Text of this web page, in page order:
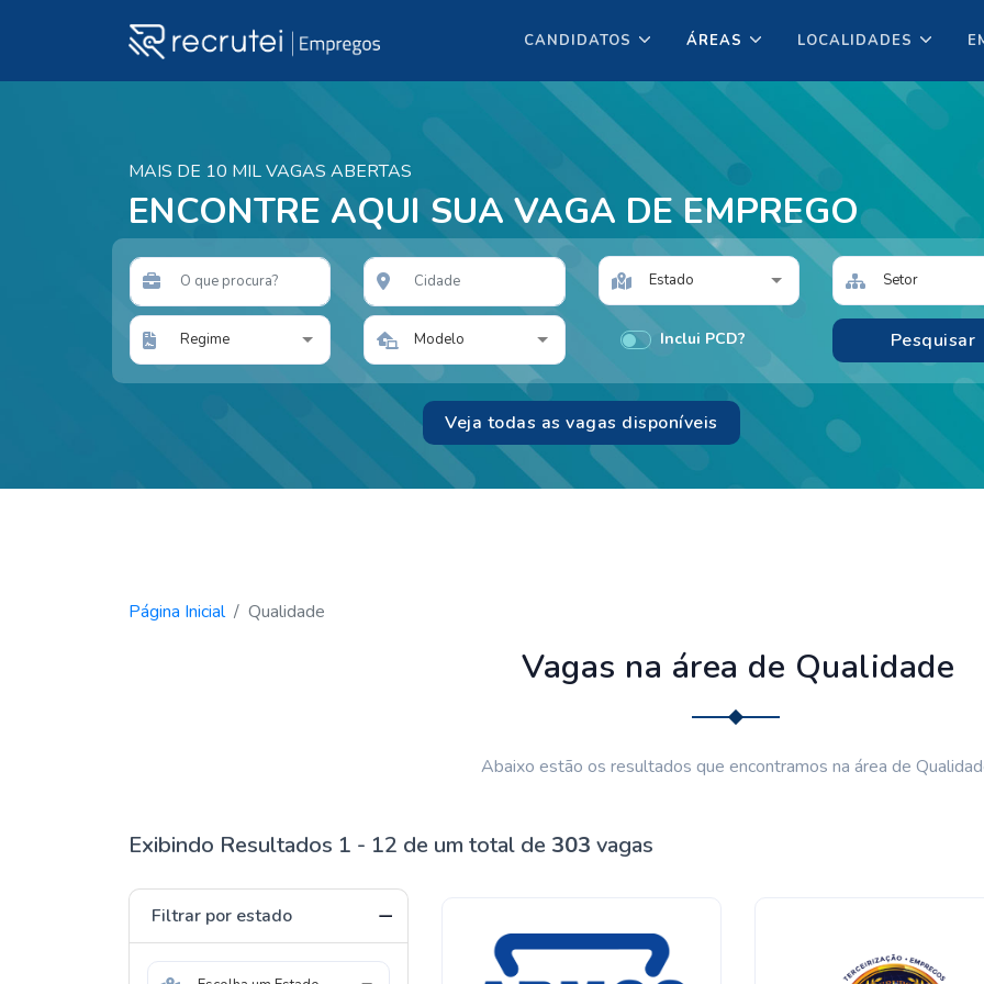
CANDIDATOS ÁREAS LOCALIDADES
MAIS DE 10 MIL VAGAS ABERTAS
ENCONTRE AQUI SUA VAGA DE EMPREGO
Estado Setor
Regime Modelo Inclui PCD?
Veja todas as vagas disponíveis
Página Inicial Qualidade
Vagas na área de Qualidade
Abaixo estão os resultados que encontramos na área de
Exibindo Resultados 1 - 12 de um total de 303 vagas
Filtrar por estado